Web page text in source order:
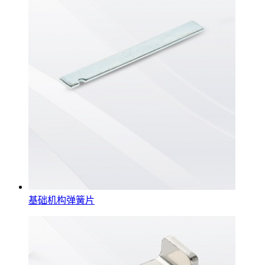
基础机构弹簧片